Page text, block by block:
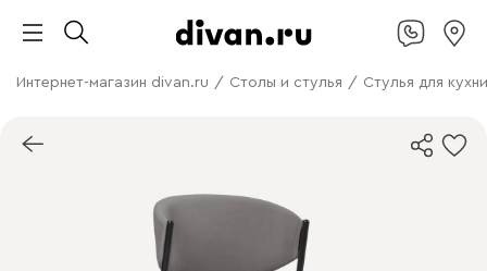
Интернет-магазин divan.ru / Столы и стулья / Стулья для кухни